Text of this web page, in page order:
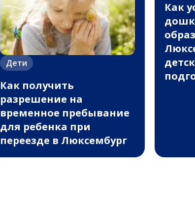
Дети
Как получить
разрешение на
временное пребывание
для ребенка при
переезде в Люксембург
Как